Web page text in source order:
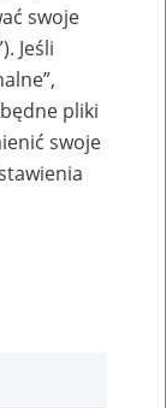
września
instytucji
swoje
Jeśli
pliki
swoje